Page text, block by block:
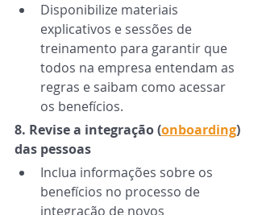
Disponibilize materiais
explicativos e sessões de
treinamento para garantir que
todos na empresa entendam as
regras e saibam como acessar
os benefícios.
8. Revise a integração (onboarding)
das pessoas
Inclua informações sobre os
benefícios no processo de
integração de novos